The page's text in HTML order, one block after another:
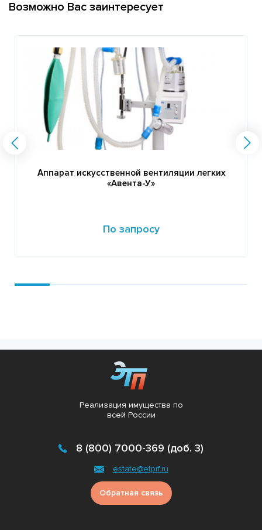
Возможно Вас заинтересует
Аппарат искусственной вентиляции легких
«Авента-У»
По запросу
Реализация имущества по
всей России
8 (800) 7000-369 (доб. 3)
estate@etprf.ru
Обратная связь